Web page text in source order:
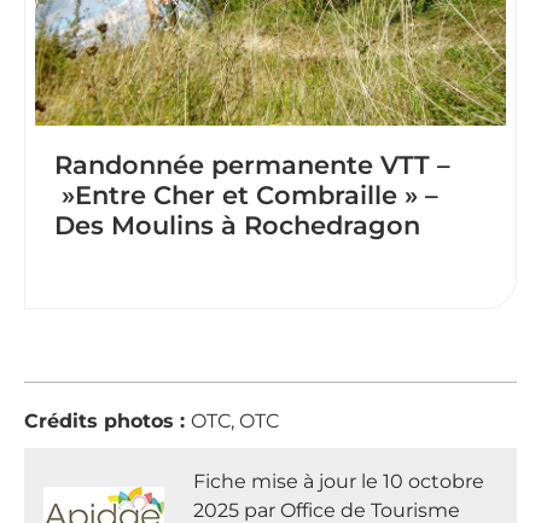
Randonnée permanente VTT –
»Entre Cher et Combraille » –
Des Moulins à Rochedragon
Crédits photos : OTC, OTC
Fiche mise à jour le 10 octobre
2025 par Office de Tourisme